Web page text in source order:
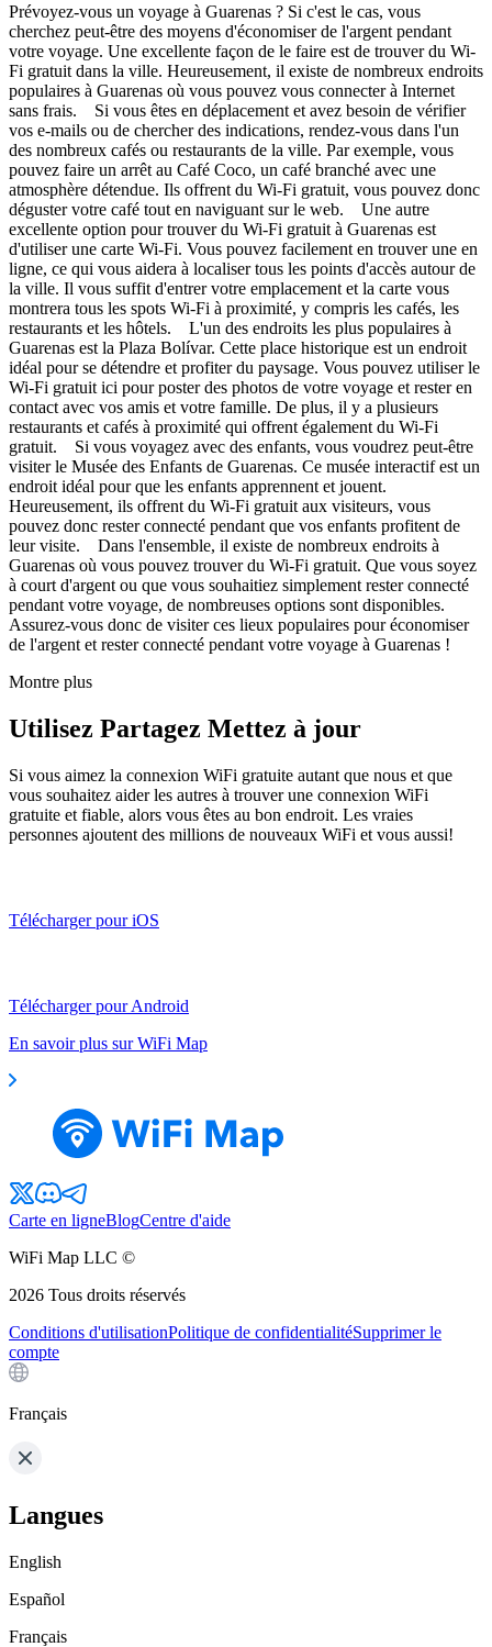
Prévoyez-vous un voyage à Guarenas ? Si c'est le cas, vous
cherchez peut-être des moyens d'économiser de l'argent pendant
votre voyage. Une excellente façon de le faire est de trouver du Wi-
Fi gratuit dans la ville. Heureusement, il existe de nombreux endroits
populaires à Guarenas où vous pouvez vous connecter à Internet
sans frais. Si vous êtes en déplacement et avez besoin de vérifier
vos e-mails ou de chercher des indications, rendez-vous dans l'un
des nombreux cafés ou restaurants de la ville. Par exemple, vous
pouvez faire un arrêt au Café Coco, un café branché avec une
atmosphère détendue. Ils offrent du Wi-Fi gratuit, vous pouvez donc
déguster votre café tout en naviguant sur le web. Une autre
excellente option pour trouver du Wi-Fi gratuit à Guarenas est
d'utiliser une carte Wi-Fi. Vous pouvez facilement en trouver une en
ligne, ce qui vous aidera à localiser tous les points d'accès autour de
la ville. Il vous suffit d'entrer votre emplacement et la carte vous
montrera tous les spots Wi-Fi à proximité, y compris les cafés, les
restaurants et les hôtels. L'un des endroits les plus populaires à
Guarenas est la Plaza Bolívar. Cette place historique est un endroit
idéal pour se détendre et profiter du paysage. Vous pouvez utiliser le
Wi-Fi gratuit ici pour poster des photos de votre voyage et rester en
contact avec vos amis et votre famille. De plus, il y a plusieurs
restaurants et cafés à proximité qui offrent également du Wi-Fi
gratuit. Si vous voyagez avec des enfants, vous voudrez peut-être
visiter le Musée des Enfants de Guarenas. Ce musée interactif est un
endroit idéal pour que les enfants apprennent et jouent.
Heureusement, ils offrent du Wi-Fi gratuit aux visiteurs, vous
pouvez donc rester connecté pendant que vos enfants profitent de
leur visite. Dans l'ensemble, il existe de nombreux endroits à
Guarenas où vous pouvez trouver du Wi-Fi gratuit. Que vous soyez
à court d'argent ou que vous souhaitiez simplement rester connecté
pendant votre voyage, de nombreuses options sont disponibles.
Assurez-vous donc de visiter ces lieux populaires pour économiser
de l'argent et rester connecté pendant votre voyage à Guarenas !
Montre plus
Utilisez Partagez Mettez à jour
Si vous aimez la connexion WiFi gratuite autant que nous et que
vous souhaitez aider les autres à trouver une connexion WiFi
gratuite et fiable, alors vous êtes au bon endroit. Les vraies
personnes ajoutent des millions de nouveaux WiFi et vous aussi!
Télécharger pour iOS
Télécharger pour Android
En savoir plus sur WiFi Map
Carte en ligneBlogCentre d'aide
WiFi Map LLC ©
2026 Tous droits réservés
Conditions d'utilisationPolitique de confidentialitéSupprimer le
compte
Français
Langues
English
Español
Français